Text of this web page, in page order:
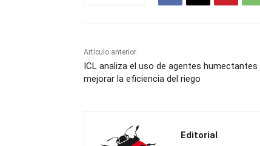
Artículo anterior
ICL analiza el uso de agentes humectantes
mejorar la eficiencia del riego
Editorial